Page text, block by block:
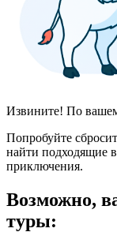
Извините! По
Попробуйте
найти подходящие
приключения.
Возможно,
туры: